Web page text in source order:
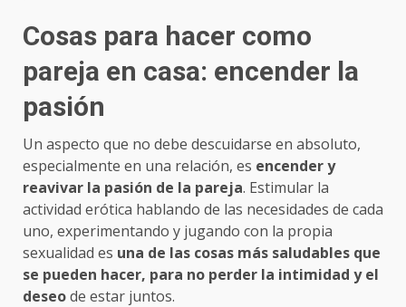
Cosas para hacer como
pareja en casa: encender la
pasión
Un aspecto que no debe descuidarse en absoluto,
especialmente en una relación, es encender y
reavivar la pasión de la pareja. Estimular la
actividad erótica hablando de las necesidades de cada
uno, experimentando y jugando con la propia
sexualidad es una de las cosas más saludables que
se pueden hacer, para no perder la intimidad y el
deseode estar juntos.